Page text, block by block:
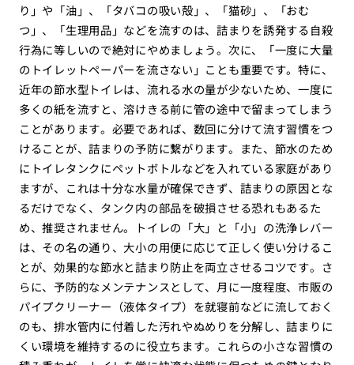
り」や「油」、「タバコの吸い殻」、「猫砂」、「おむ
つ」、「生理用品」などを流すのは、詰まりを誘発する自殺
行為に等しいので絶対にやめましょう。次に、「一度に大量
のトイレットペーパーを流さない」ことも重要です。特に、
近年の節水型トイレは、流れる水の量が少ないため、一度に
多くの紙を流すと、溶けきる前に管の途中で留まってしまう
ことがあります。必要であれば、数回に分けて流す習慣をつ
けることが、詰まりの予防に繋がります。また、節水のため
にトイレタンクにペットボトルなどを入れている家庭があり
ますが、これは十分な水量が確保できず、詰まりの原因とな
るだけでなく、タンク内の部品を破損させる恐れもあるた
め、推奨されません。トイレの「大」と「小」の洗浄レバー
は、その名の通り、大小の用便に応じて正しく使い分けるこ
とが、効果的な節水と詰まり防止を両立させるコツです。さ
らに、予防的なメンテナンスとして、月に一度程度、市販の
パイプクリーナー（液体タイプ）を就寝前などに流しておく
のも、排水管内に付着した汚れやぬめりを分解し、詰まりに
くい環境を維持するのに役立ちます。これらの小さな習慣の